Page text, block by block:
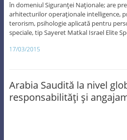
în domeniul Siguranţei Naţionale; are
arhitecturilor operaţionale intelligence,
terorism, psihologie aplicată pentru
speciale, tip Sayeret Matkal Israel Elite
17/03/2015
Arabia Saudită la nivel
responsabilităţi şi